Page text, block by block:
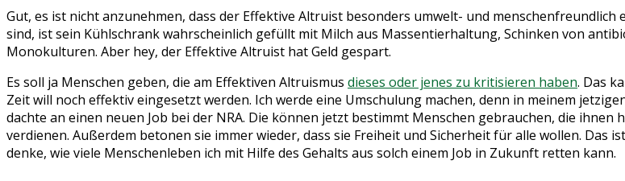
Gut, es ist nicht anzunehmen, dass der Effektive Altruist besonders umwelt- und
sind, ist sein Kühlschrank wahrscheinlich gefüllt mit Milch aus Massentierhaltung, Schinken von
Monokulturen. Aber hey, der Effektive Altruist hat Geld gespart.
Es soll ja Menschen geben, die am Effektiven Altruismus dieses oder jenes zu kritisieren haben. Das
Zeit will noch effektiv eingesetzt werden. Ich werde eine Umschulung machen, denn in meinem
dachte an einen neuen Job bei der NRA. Die können jetzt bestimmt Menschen gebrauchen, die
verdienen. Außerdem betonen sie immer wieder, dass sie Freiheit und Sicherheit für alle wollen. Das
denke, wie viele Menschenleben ich mit Hilfe des Gehalts aus solch einem Job in Zukunft retten kann.